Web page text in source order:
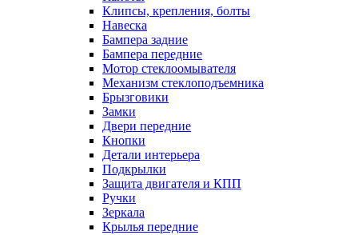
Клипсы, крепления, болты
Навеска
Бампера задние
Бампера передние
Мотор стеклоомывателя
Механизм стеклоподъемника
Брызговики
Замки
Двери передние
Кнопки
Детали интерьера
Подкрылки
Защита двигателя и КПП
Ручки
Зеркала
Крылья передние